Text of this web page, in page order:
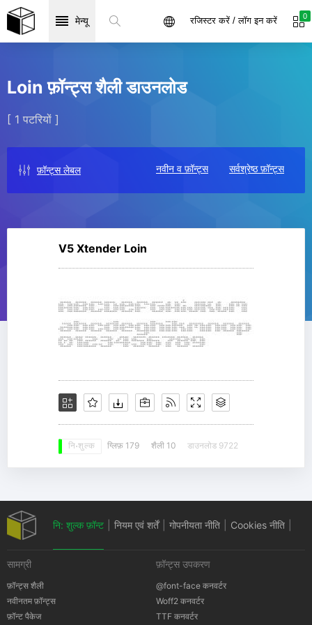
मेन्यू 0
रजिस्टर करें / लॉग इन करें
Loin फ़ॉन्ट्स शैली डाउनलोड
[ 1 पटरियों ]
फ़ॉन्ट्स लेबल नवीन व फ़ॉन्ट्स सर्वश्रेष्ठ फ़ॉन्ट्स
V5 Xtender Loin
नि: शुल्क ग्लिफ़ 179 शैली 10 डाउनलोड 9722
नि: शुल्क फ़ॉन्ट नियम एवं शर्तें गोपनीयता नीति Cookies नीति
सामग्री
फ़ॉन्ट्स शैली
नवीनतम फ़ॉन्ट्स
फ़ॉन्ट पैकेज
फ़ॉन्ट्स उपकरण
@font-face कनवर्टर
Woff2 कनवर्टर
TTF कनवर्टर